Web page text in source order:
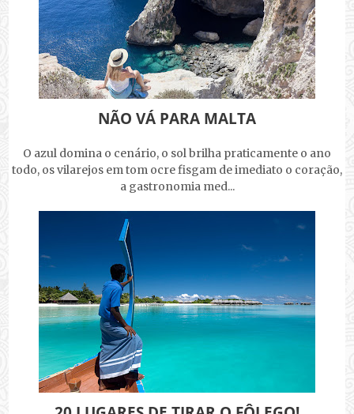
NÃO VÁ PARA MALTA
O azul domina o cenário, o sol brilha praticamente o ano
todo, os vilarejos em tom ocre fisgam de imediato o coração,
a gastronomia med...